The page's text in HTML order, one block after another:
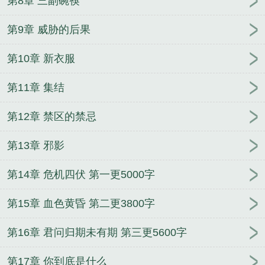
第9章 威胁的后果
第10章 新衣服
第11章 集结
第12章 禁区的禁忌
第13章 邪影
第14章 危机四伏 第一更5000字
第15章 血色黄昏 第二更3800字
第16章 君问归期未有期 第三更5600字
第17章 你到底是什么